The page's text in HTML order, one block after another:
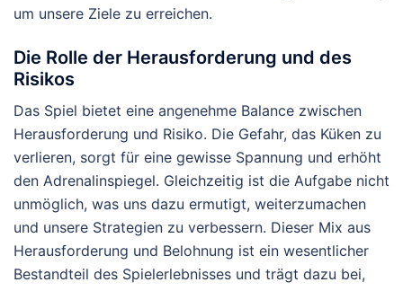
um unsere Ziele zu erreichen.
Die Rolle der Herausforderung und des
Risikos
Das Spiel bietet eine angenehme Balance zwischen
Herausforderung und Risiko. Die Gefahr, das Küken zu
verlieren, sorgt für eine gewisse Spannung und erhöht
den Adrenalinspiegel. Gleichzeitig ist die Aufgabe nicht
unmöglich, was uns dazu ermutigt, weiterzumachen
und unsere Strategien zu verbessern. Dieser Mix aus
Herausforderung und Belohnung ist ein wesentlicher
Bestandteil des Spielerlebnisses und trägt dazu bei,